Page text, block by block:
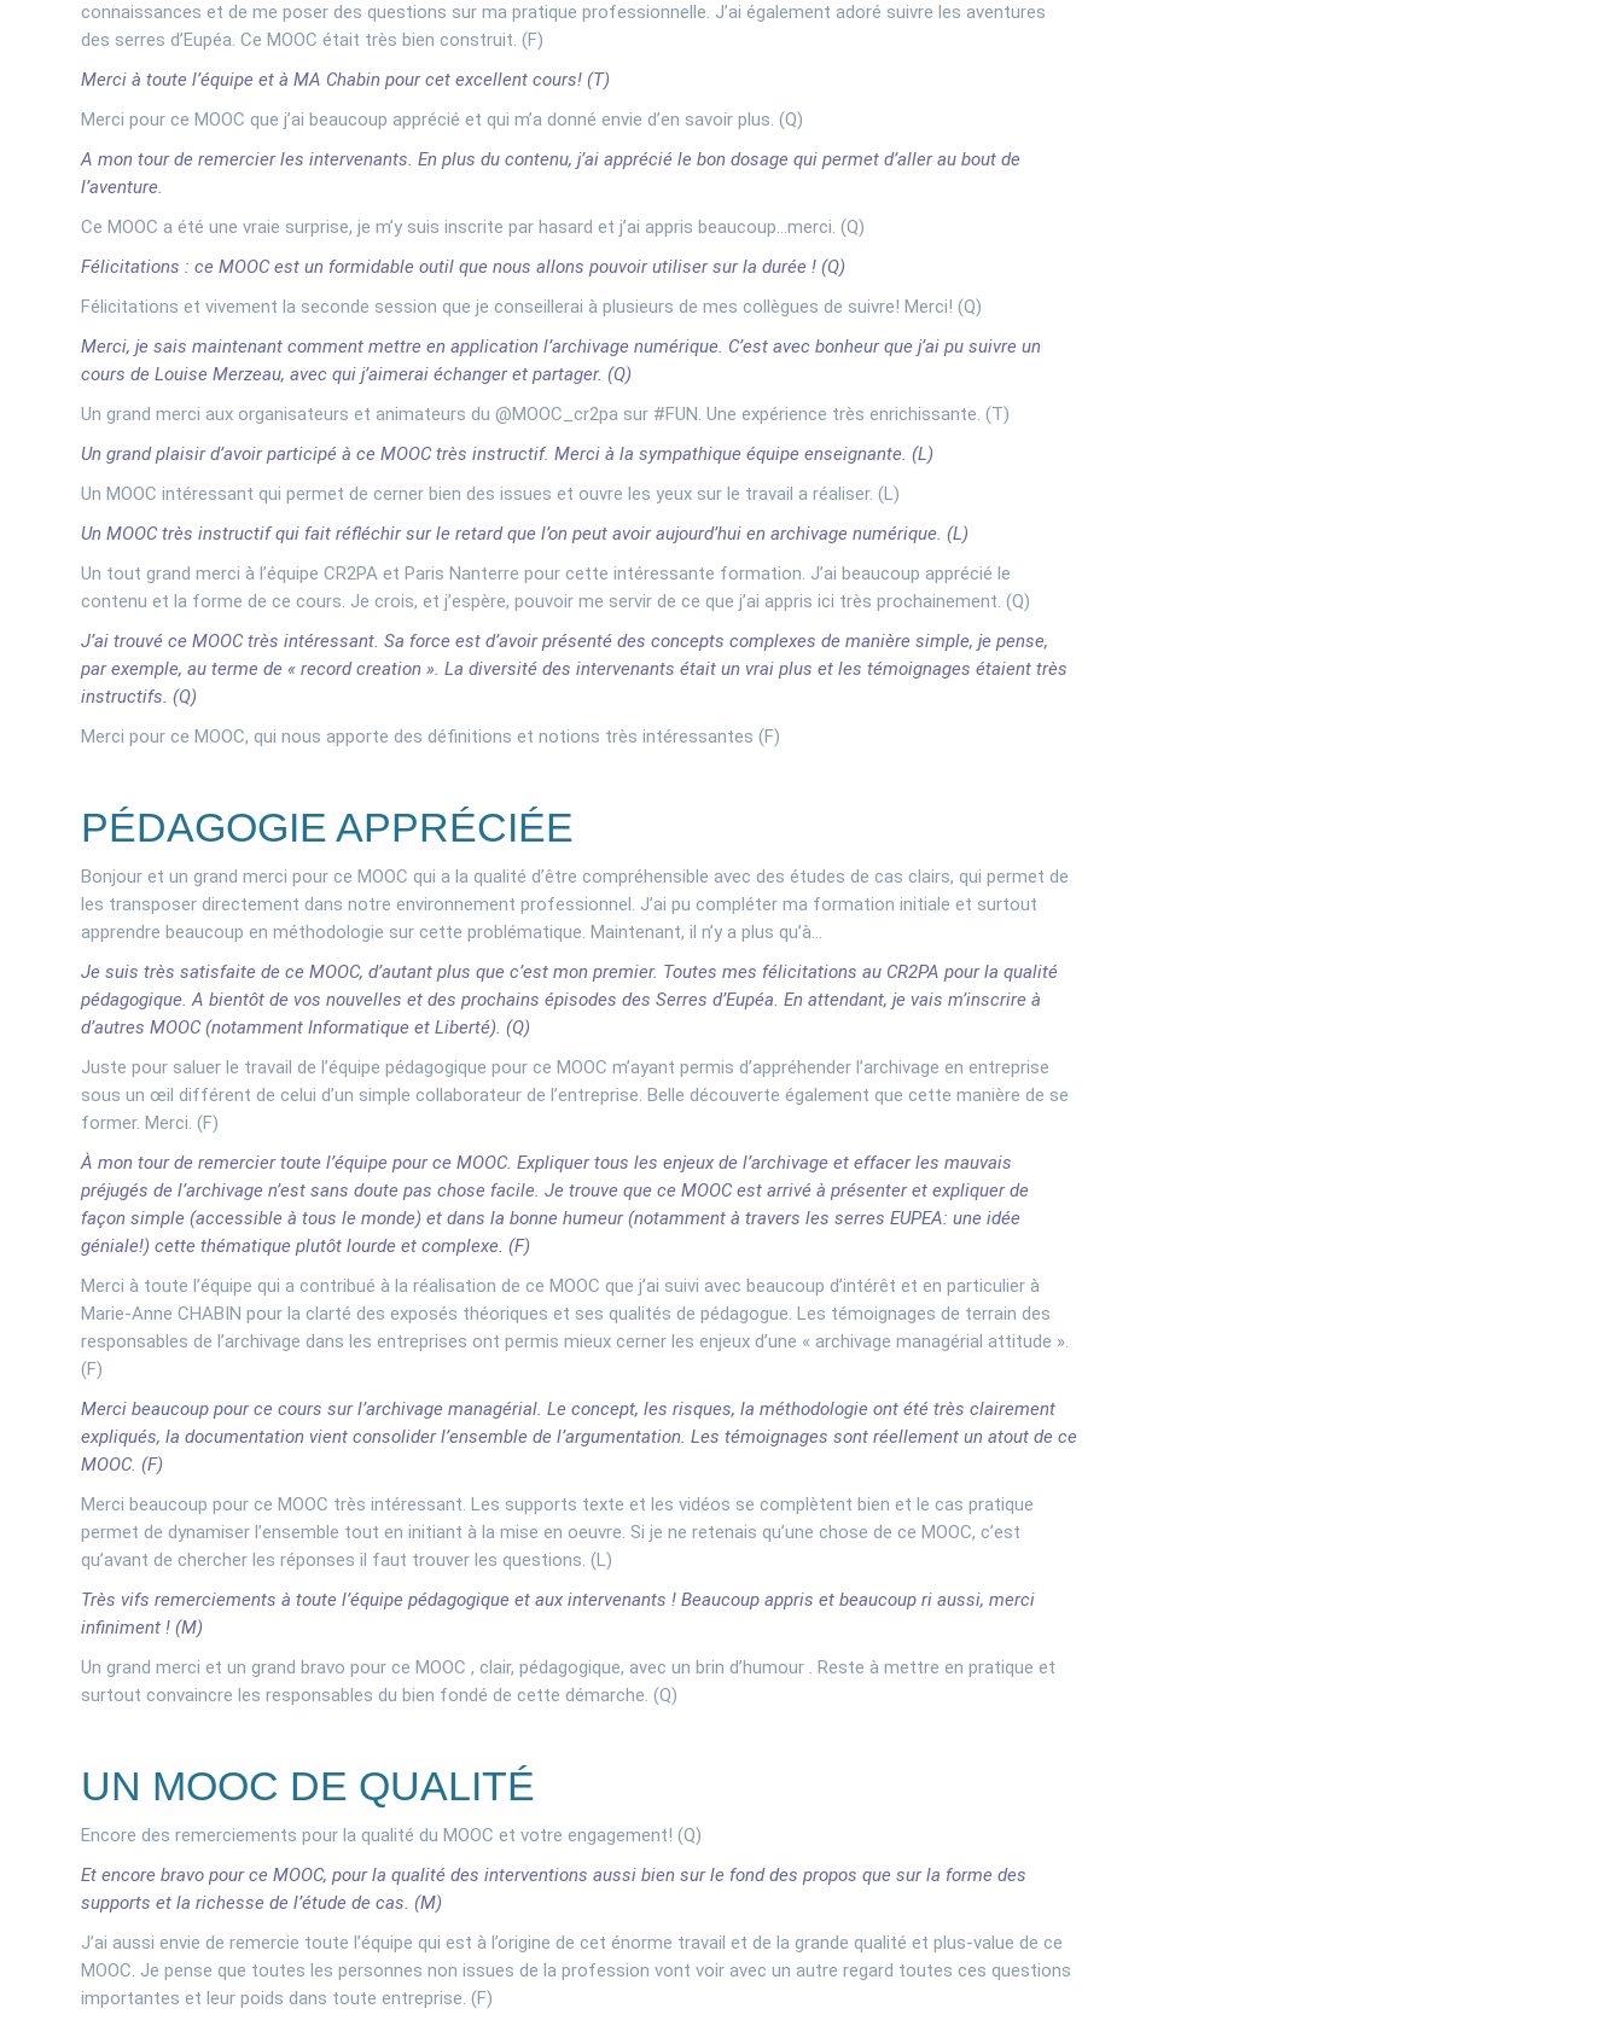
connaissances et de me poser des questions sur ma pratique professionnelle. J’ai également adoré suivre les aventures
des serres d’Eupéa. Ce MOOC était très bien construit. (F)
Merci à toute l’équipe et à MA Chabin pour cet excellent cours! (T)
Merci pour ce MOOC que j’ai beaucoup apprécié et qui m’a donné envie d’en savoir plus. (Q)
A mon tour de remercier les intervenants. En plus du contenu, j’ai apprécié le bon dosage qui permet d’aller au bout de
l’aventure.
Ce MOOC a été une vraie surprise, je m’y suis inscrite par hasard et j’ai appris beaucoup…merci. (Q)
Félicitations : ce MOOC est un formidable outil que nous allons pouvoir utiliser sur la durée ! (Q)
Félicitations et vivement la seconde session que je conseillerai à plusieurs de mes collègues de suivre! Merci! (Q)
Merci, je sais maintenant comment mettre en application l’archivage numérique. C’est avec bonheur que j’ai pu suivre un
cours de Louise Merzeau, avec qui j’aimerai échanger et partager. (Q)
Un grand merci aux organisateurs et animateurs du @MOOC_cr2pa sur #FUN. Une expérience très enrichissante. (T)
Un grand plaisir d’avoir participé à ce MOOC très instructif. Merci à la sympathique équipe enseignante. (L)
Un MOOC intéressant qui permet de cerner bien des issues et ouvre les yeux sur le travail a réaliser. (L)
Un MOOC très instructif qui fait réfléchir sur le retard que l’on peut avoir aujourd’hui en archivage numérique. (L)
Un tout grand merci à l’équipe CR2PA et Paris Nanterre pour cette intéressante formation. J’ai beaucoup apprécié le
contenu et la forme de ce cours. Je crois, et j’espère, pouvoir me servir de ce que j’ai appris ici très prochainement. (Q)
J’ai trouvé ce MOOC très intéressant. Sa force est d’avoir présenté des concepts complexes de manière simple, je pense,
par exemple, au terme de « record creation ». La diversité des intervenants était un vrai plus et les témoignages étaient très
instructifs. (Q)
Merci pour ce MOOC, qui nous apporte des définitions et notions très intéressantes (F)
PÉDAGOGIE APPRÉCIÉE
Bonjour et un grand merci pour ce MOOC qui a la qualité d’être compréhensible avec des études de cas clairs, qui permet de
les transposer directement dans notre environnement professionnel. J’ai pu compléter ma formation initiale et surtout
apprendre beaucoup en méthodologie sur cette problématique. Maintenant, il n’y a plus qu’à…
Je suis très satisfaite de ce MOOC, d’autant plus que c’est mon premier. Toutes mes félicitations au CR2PA pour la qualité
pédagogique. A bientôt de vos nouvelles et des prochains épisodes des Serres d’Eupéa. En attendant, je vais m’inscrire à
d’autres MOOC (notamment Informatique et Liberté). (Q)
Juste pour saluer le travail de l’équipe pédagogique pour ce MOOC m’ayant permis d’appréhender l’archivage en entreprise
sous un œil différent de celui d’un simple collaborateur de l’entreprise. Belle découverte également que cette manière de se
former. Merci. (F)
À mon tour de remercier toute l’équipe pour ce MOOC. Expliquer tous les enjeux de l’archivage et effacer les mauvais
préjugés de l’archivage n’est sans doute pas chose facile. Je trouve que ce MOOC est arrivé à présenter et expliquer de
façon simple (accessible à tous le monde) et dans la bonne humeur (notamment à travers les serres EUPEA: une idée
géniale!) cette thématique plutôt lourde et complexe. (F)
Merci à toute l’équipe qui a contribué à la réalisation de ce MOOC que j’ai suivi avec beaucoup d’intérêt et en particulier à
Marie-Anne CHABIN pour la clarté des exposés théoriques et ses qualités de pédagogue. Les témoignages de terrain des
responsables de l’archivage dans les entreprises ont permis mieux cerner les enjeux d’une « archivage managérial attitude ».
(F)
Merci beaucoup pour ce cours sur l’archivage managérial. Le concept, les risques, la méthodologie ont été très clairement
expliqués, la documentation vient consolider l’ensemble de l’argumentation. Les témoignages sont réellement un atout de ce
MOOC. (F)
Merci beaucoup pour ce MOOC très intéressant. Les supports texte et les vidéos se complètent bien et le cas pratique
permet de dynamiser l’ensemble tout en initiant à la mise en oeuvre. Si je ne retenais qu’une chose de ce MOOC, c’est
qu’avant de chercher les réponses il faut trouver les questions. (L)
Très vifs remerciements à toute l’équipe pédagogique et aux intervenants ! Beaucoup appris et beaucoup ri aussi, merci
infiniment ! (M)
Un grand merci et un grand bravo pour ce MOOC , clair, pédagogique, avec un brin d’humour . Reste à mettre en pratique et
surtout convaincre les responsables du bien fondé de cette démarche. (Q)
UN MOOC DE QUALITÉ
Encore des remerciements pour la qualité du MOOC et votre engagement! (Q)
Et encore bravo pour ce MOOC, pour la qualité des interventions aussi bien sur le fond des propos que sur la forme des
supports et la richesse de l’étude de cas. (M)
J’ai aussi envie de remercie toute l’équipe qui est à l’origine de cet énorme travail et de la grande qualité et plus-value de ce
MOOC. Je pense que toutes les personnes non issues de la profession vont voir avec un autre regard toutes ces questions
importantes et leur poids dans toute entreprise. (F)